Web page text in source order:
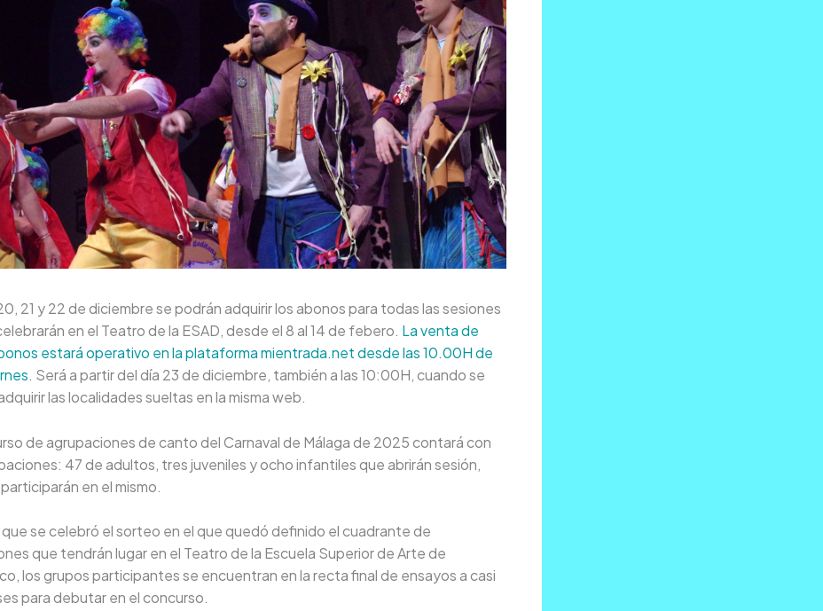
21 y 22 de diciembre se podrán adquirir los abonos para todas las sesiones
en el Teatro de la ESAD, desde el 8 al 14 de febero. La venta de
estará operativo en la plataforma mientrada.net desde las 10.00H de
. Será a partir del día 23 de diciembre, también a las 10:00H, cuando se
las localidades sueltas en la misma web.
de agrupaciones de canto del Carnaval de Málaga de 2025 contará con
47 de adultos, tres juveniles y ocho infantiles que abrirán sesión,
en el mismo.
que se celebró el sorteo en el que quedó definido el cuadrante de
que tendrán lugar en el Teatro de la Escuela Superior de Arte de
los grupos participantes se encuentran en la recta final de ensayos a casi
para debutar en el concurso.